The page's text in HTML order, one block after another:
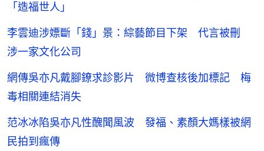
「造福世人」
李雲迪涉嫖斷「錢」景：綜藝節目下架 代言被刪
涉一家文化公司
網傳吳亦凡戴腳鐐求診影片 微博查核後加標記 梅
毒相關連結消失
范冰冰陷吳亦凡性醜聞風波 發福、素顏大媽樣被網
民拍到瘋傳